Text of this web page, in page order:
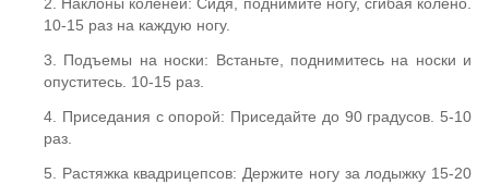
10-15 раз на каждую ногу.
3. Подъемы на носки: Встаньте, поднимитесь на носки и
опуститесь. 10-15 раз.
4. Приседания с опорой: Приседайте до 90 градусов. 5-10
раз.
5. Растяжка квадрицепсов: Держите ногу за лодыжку 15-20